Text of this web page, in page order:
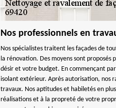
Nos professionnels en
Nos spécialistes traitent les façades de
la rénovation. Des moyens sont proposés
désir et votre budget. En commençant
isolant extérieur. Après autorisation, nos
travaux. Nos aptitudes et habiletés en
réalisations et à la propreté de votre